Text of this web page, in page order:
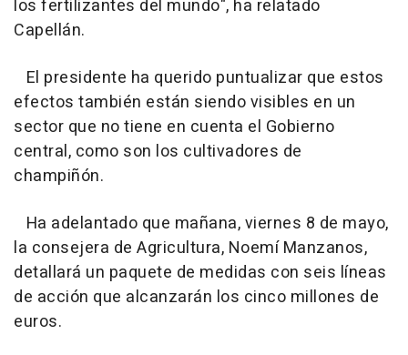
los fertilizantes del mundo", ha relatado
Capellán.
El presidente ha querido puntualizar que estos
efectos también están siendo visibles en un
sector que no tiene en cuenta el Gobierno
central, como son los cultivadores de
champiñón.
Ha adelantado que mañana, viernes 8 de mayo,
la consejera de Agricultura, Noemí Manzanos,
detallará un paquete de medidas con seis líneas
de acción que alcanzarán los cinco millones de
euros.